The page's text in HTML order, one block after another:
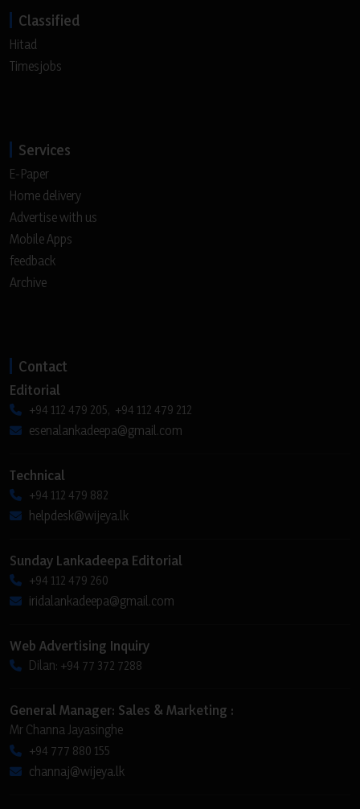
Classified
Hitad
Timesjobs
Services
E-Paper
Home delivery
Advertise with us
Mobile Apps
feedback
Archive
Contact
Editorial
+94 112 479 205, +94 112 479 212
esenalankadeepa@gmail.com
Technical
+94 112 479 882
helpdesk@wijeya.lk
Sunday Lankadeepa Editorial
+94 112 479 260
iridalankadeepa@gmail.com
Web Advertising Inquiry
Dilan: +94 77 372 7288
General Manager: Sales & Marketing :
Mr Channa Jayasinghe
+94 777 880 155
channaj@wijeya.lk